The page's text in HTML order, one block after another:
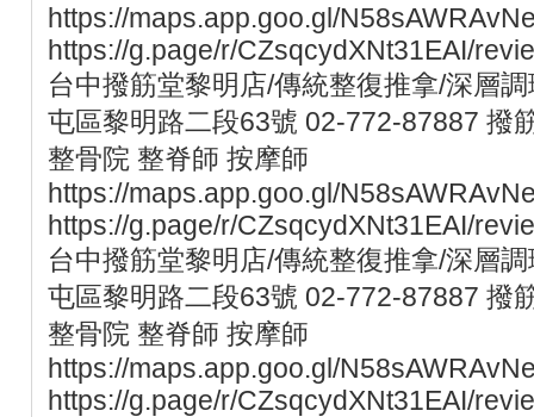
https://maps.app.goo.gl/
https://g.page/r/CZsqcydXNt31EAI/
台中撥筋堂黎明店/傳統整復推拿/深層
屯區黎明路二段63號 02-772-87887 撥
整骨院 整脊師 按摩師
https://maps.app.goo.gl/
https://g.page/r/CZsqcydXNt31EAI/
台中撥筋堂黎明店/傳統整復推拿/深層
屯區黎明路二段63號 02-772-87887 撥
整骨院 整脊師 按摩師
https://maps.app.goo.gl/
https://g.page/r/CZsqcydXNt31EAI/